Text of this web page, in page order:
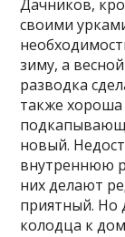
Дачников,
своими
зиму, а
разводка
также хороша
новый.
внутреннюю
них делают
приятный. Но
колодца к